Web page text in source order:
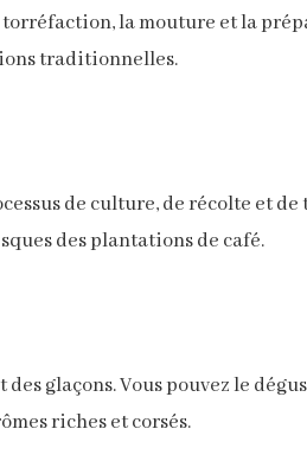
la mouture et la
traditionnelles.
de culture, de récolte et
des plantations de café.
glaçons. Vous pouvez le
riches et corsés.